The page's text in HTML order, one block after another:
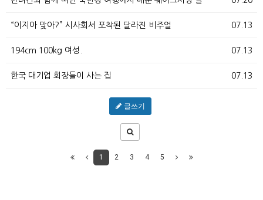
07.13
“이지아 맞아?” 시사회서 포착된 달라진 비주얼
07.13
194cm 100kg 여성.
07.13
한국 대기업 회장들이 사는 집
글쓰기
1 2 3 4 5